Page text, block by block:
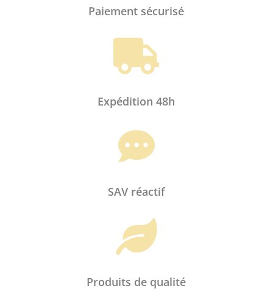
mon site dans le navigateur pour mon
prochain commentaire.
Paiement sécurisé

Expédition 48h

SAV réactif

Produits de qualité